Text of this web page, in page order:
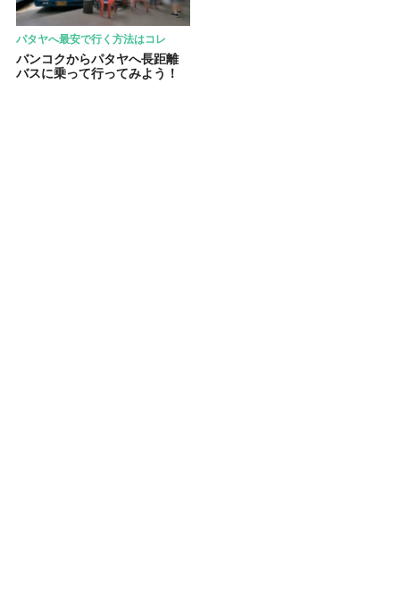
パタヤへ最安で行く方法はコレ
バンコクからパタヤへ長距離
バスに乗って行ってみよう！